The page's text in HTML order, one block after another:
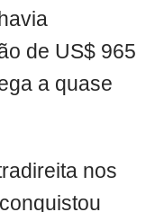
de US$ 965
a quase
nos